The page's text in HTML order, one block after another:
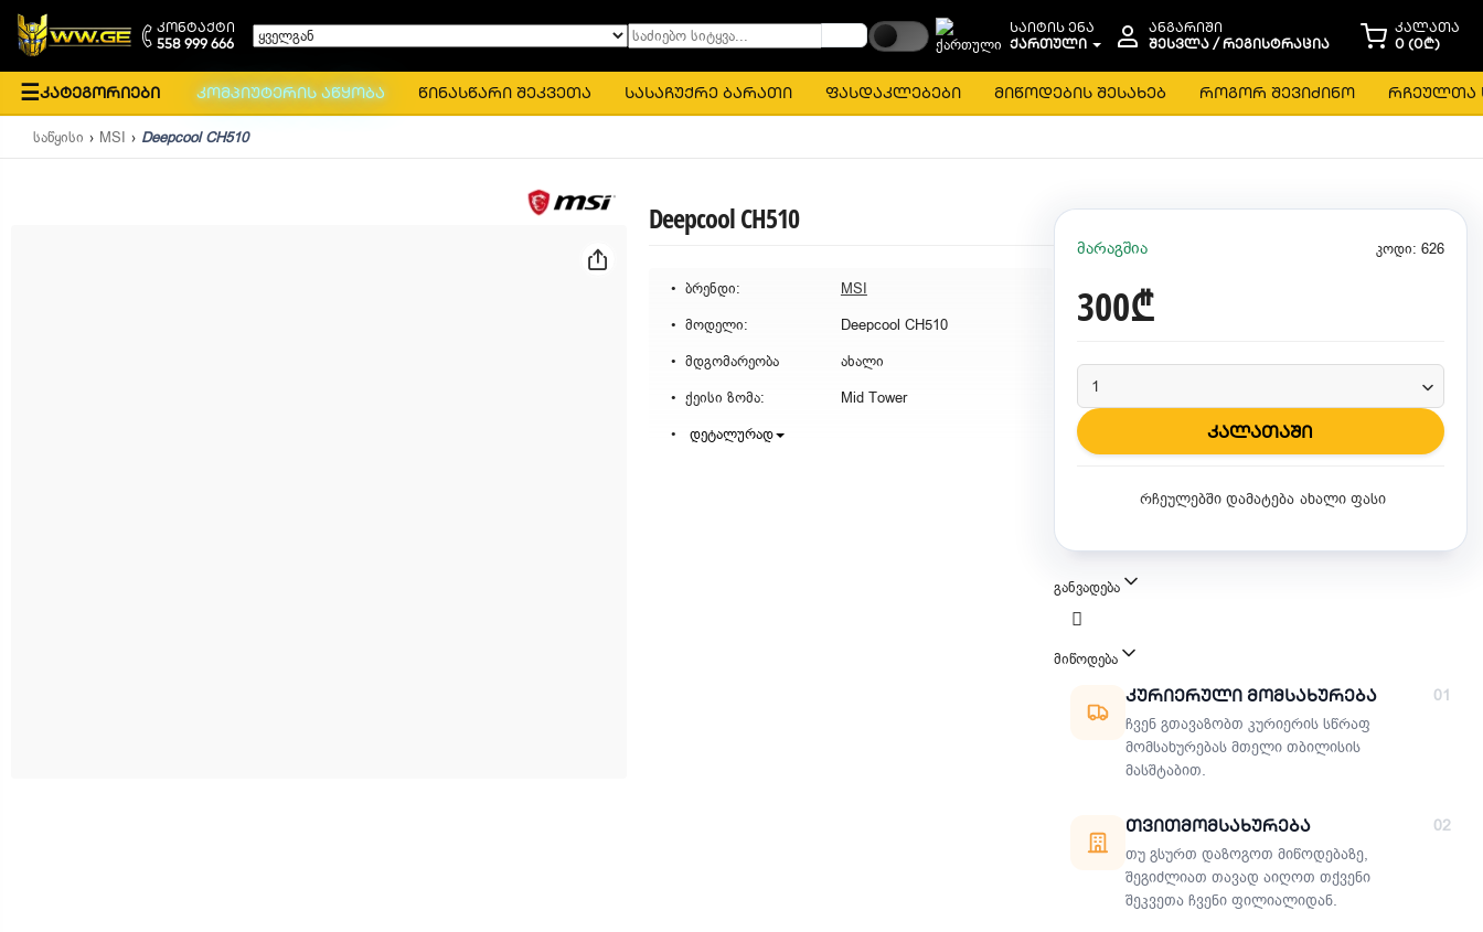
კონტაქტი
558 999 666
ყველგან საძიებო სიტყვა...
საიტის ენა
ᲥᲐᲠᲗᲣᲚᲘ
ანგარიში
ᲨᲔᲡᲕᲚᲐ / ᲠᲔᲒᲘᲡᲢᲠᲐᲪᲘᲐ
კალათა
0 (0₾)
☰კატეგორიები კომპიუტერის აწყობა წინასწარი შეკვეთა სასაჩუქრე ბარათი ფასდაკლებები მიწოდების შესახებ როგორ შევიძინო რჩეულთა
საწყისი MSI Deepcool CH510
Deepcool CH510
ბრენდი:
MSI
მოდელი:
Deepcool CH510
მდგომარეობა
ახალი
ქეისი ზომა:
Mid Tower
დეტალურად
მარაგშია კოდი: 626
300₾
კალათაში
რჩეულებში დამატება ახალი ფასი
განვადება
მიწოდება
მიწოდების მეთოდები
01
Კურიერული Მომსახურება
ჩვენ გთავაზობთ კურიერის სწრაფ
მომსახურებას მთელი თბილისის
მასშტაბით.
02
Თვითმომსახურება
თუ გსურთ დაზოგოთ მიწოდებაზე,
შეგიძლიათ თავად აიღოთ თქვენი
შეკვეთა ჩვენი ფილიალიდან.